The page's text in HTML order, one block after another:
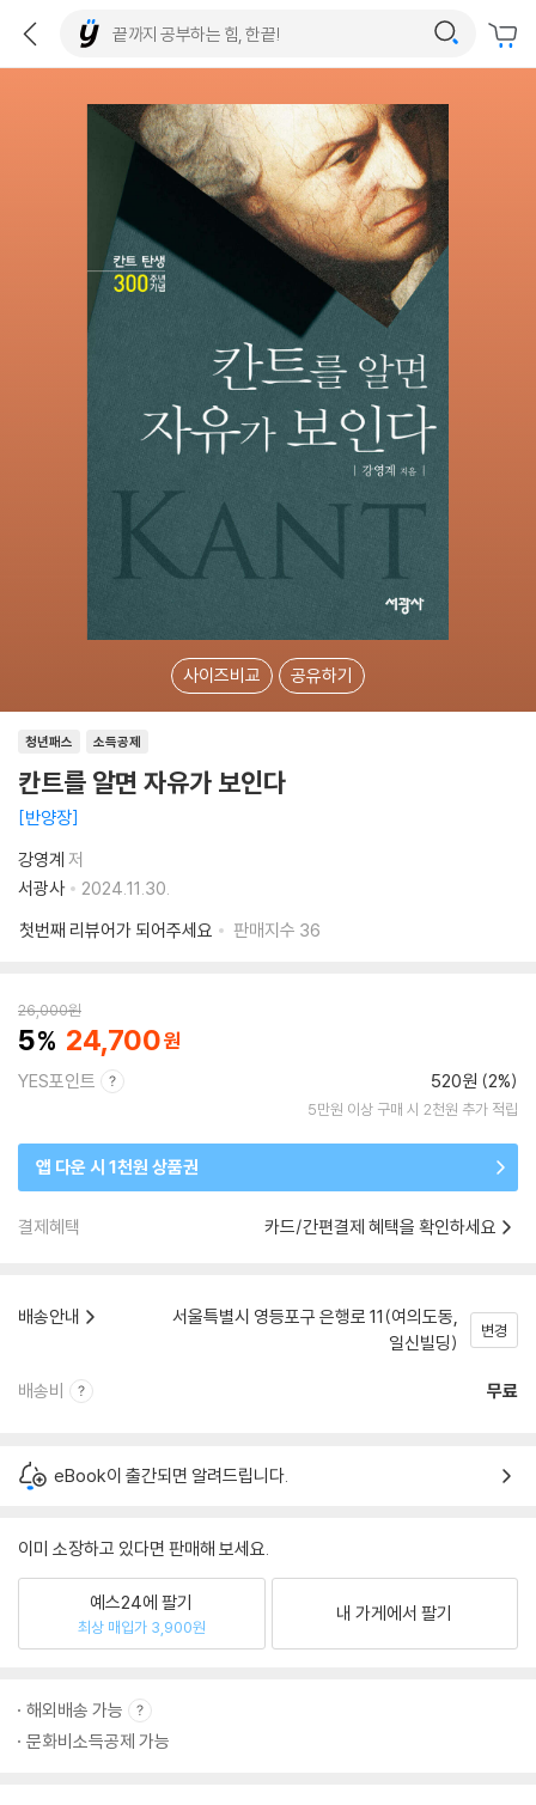
사이즈비교 공유하기
소득공제
청년패스
칸트를 알면 자유가 보인다
반양장
강영계 저
서광사
2024.11.30.
첫번째 리뷰어가 되어주세요
판매지수 36
26,000원
5 24,700
YES포인트 520원 (2%)
5만원 이상 구매 시 2천원 추가 적립
앱 다운 시 1천원 상품권
결제혜택 카드/간편결제 혜택을 확인하세요
배송안내
서울특별시 영등포구 은행로 11(여의도동,
일신빌딩)
변경
배송비 무료
eBook이 출간되면 알려드립니다.
이미 소장하고 있다면 판매해 보세요.
예스24에 팔기
최상 매입가 3,900원
내 가게에서 팔기
해외배송 가능
문화비소득공제 가능